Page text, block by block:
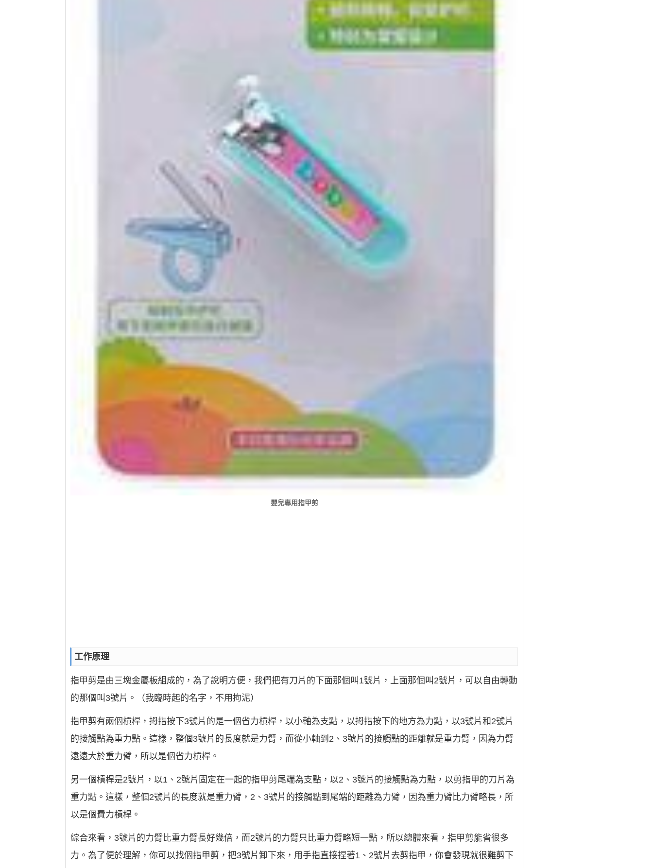
嬰兒專用指甲剪
工作原理
指甲剪是由三塊金屬板組成的，為了說明方便，我們把有刀片的下面那個叫1號片，上面那個叫2號片，可以自由轉動
的那個叫3號片。（我臨時起的名字，不用拘泥）
指甲剪有兩個槓桿，拇指按下3號片的是一個省力槓桿，以小軸為支點，以拇指按下的地方為力點，以3號片和2號片
的接觸點為重力點。這樣，整個3號片的長度就是力臂，而從小軸到2、3號片的接觸點的距離就是重力臂，因為力臂
遠遠大於重力臂，所以是個省力槓桿。
另一個槓桿是2號片，以1、2號片固定在一起的指甲剪尾端為支點，以2、3號片的接觸點為力點，以剪指甲的刀片為
重力點。這樣，整個2號片的長度就是重力臂，2、3號片的接觸點到尾端的距離為力臂，因為重力臂比力臂略長，所
以是個費力槓桿。
綜合來看，3號片的力臂比重力臂長好幾倍，而2號片的力臂只比重力臂略短一點，所以總體來看，指甲剪能省很多
力。為了便於理解，你可以找個指甲剪，把3號片卸下來，用手指直接捏著1、2號片去剪指甲，你會發現就很難剪下